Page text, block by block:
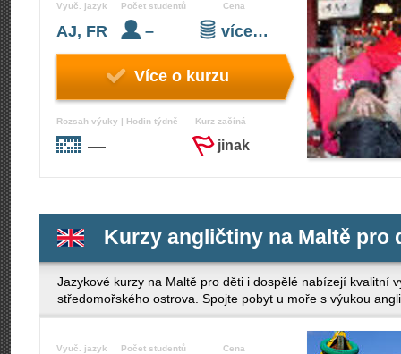
Vyuč. jazyk
AJ, FR
Počet studentů
–
Cena
více…
Více o kurzu
Rozsah výuky | Hodin týdně
—
Kurz začíná
jinak
Kurzy angličtiny na Maltě pro
Jazykové kurzy na Maltě pro děti i dospělé nabízejí kvalitní
středomořského ostrova. Spojte pobyt u moře s výukou
Vyuč. jazyk Počet studentů Cena